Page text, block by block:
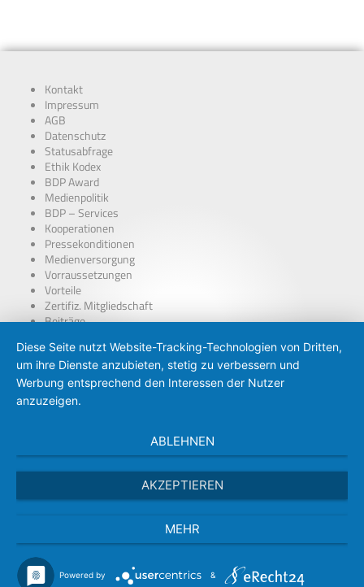
Kontakt
Impressum
AGB
Datenschutz
Statusabfrage
Ethik Kodex
BDP Award
Medienpolitik
BDP – Services
Kooperationen
Pressekonditionen
Medienversorgung
Vorraussetzungen
Vorteile
Zertifiz. Mitgliedschaft
Beiträge
BDP – Presseausweis
Presse-PKW Schild
Zertifizierung
Diese Seite nutzt Website-Tracking-Technologien von Dritten,
um ihre Dienste anzubieten, stetig zu verbessern und
Werbung entsprechend den Interessen der Nutzer
anzuzeigen.
ABLEHNEN
AKZEPTIEREN
MEHR
Powered by &